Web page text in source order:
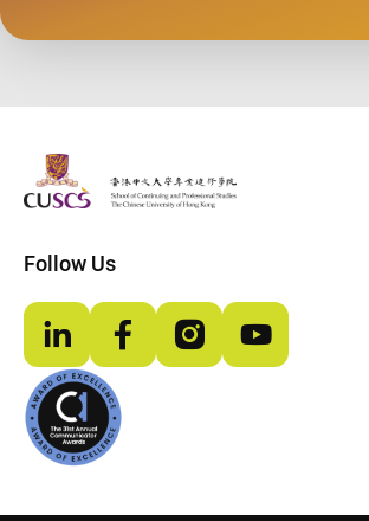
The Chinese Univeristy of hong Kong
Follow Us
LinkedInFacebookInstagramYouTube